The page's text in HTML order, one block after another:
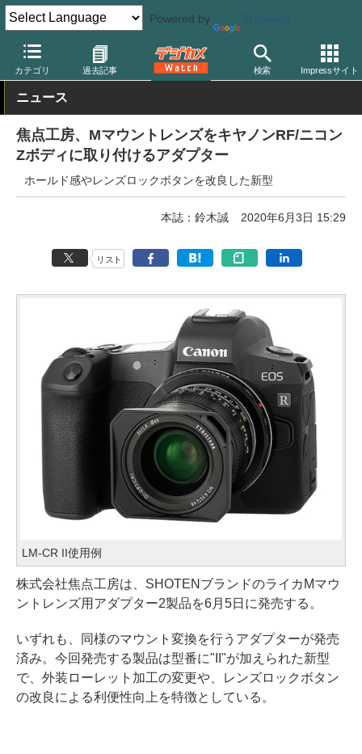
Powered by Translate
カテゴリ 過去記事 検索 Impressサイト
デジカメ Watch レンズ マウントアダプター その他
ニュース
焦点工房、MマウントレンズをキヤノンRF/ニコン
Zボディに取り付けるアダプター
ホールド感やレンズロックボタンを改良した新型
本誌：鈴木誠 2020年6月3日 15:29
リスト
LM-CR II使用例
株式会社焦点工房は、SHOTENブランドのライカMマウ
ントレンズ用アダプター2製品を6月5日に発売する。
いずれも、同様のマウント変換を行うアダプターが発売
済み。今回発売する製品は型番に"II"が加えられた新型
で、外装ローレット加工の変更や、レンズロックボタン
の改良による利便性向上を特徴としている。